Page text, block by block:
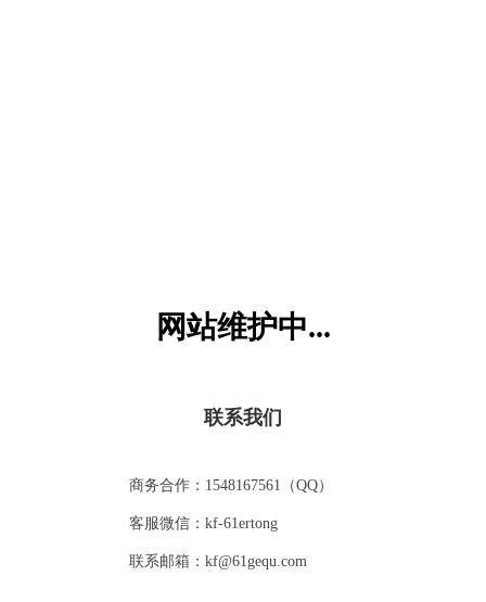
网站维护中...
联系我们
商务合作：1548167561（QQ）
客服微信：kf-61ertong
联系邮箱：kf@61gequ.com